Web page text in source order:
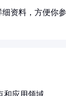
资料，方便你
和应用领域